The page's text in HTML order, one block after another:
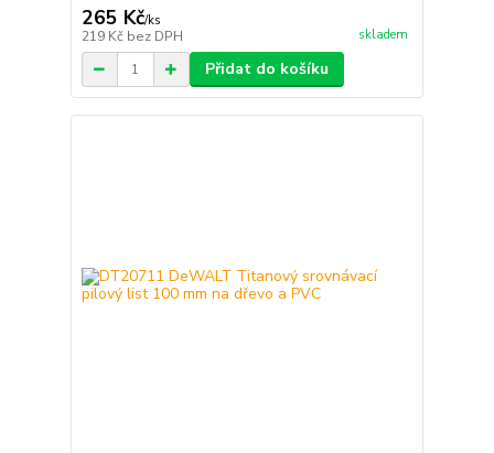
265 Kč/ks
219 Kč bez DPH skladem
Přidat do košíku